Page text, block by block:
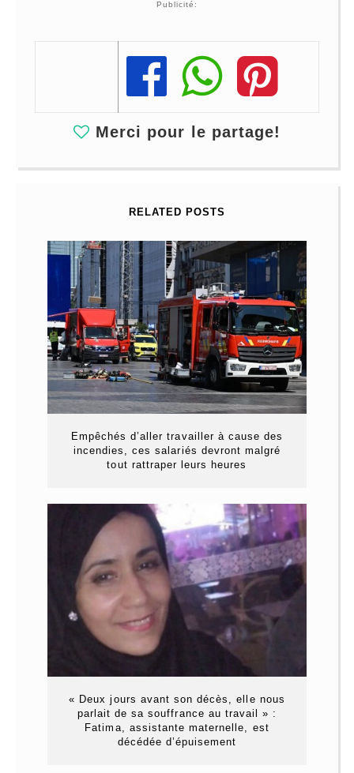
Publicité:
Share
Share
Share
Merci pour le partage!
RELATED POSTS
Empêchés d’aller travailler à cause des
incendies, ces salariés devront malgré
tout rattraper leurs heures
« Deux jours avant son décès, elle nous
parlait de sa souffrance au travail » :
Fatima, assistante maternelle, est
décédée d’épuisement